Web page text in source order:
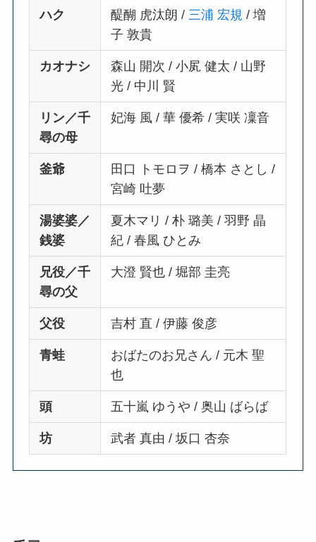
ハク 醍醐 虎汰朗 / 三浦 宏規 / 増
子 敦貴
カオナシ
森山 開次 / 小㞍 健太 / 山野
光 / 中川 賢
リン／千
尋の母
妃海 風 / 華 優希 / 実咲 凜音
釜爺
田口 トモロヲ / 橋本 さとし /
宮崎 吐夢
湯婆婆／
銭婆
夏木マリ / 朴 璐美 / 羽野 晶
紀 / 春風 ひとみ
兄役／千
尋の父
大澄 賢也 / 堀部 圭亮
父役 吉村 直 / 伊藤 俊彦
青蛙
おばたのお兄さん / 元木 聖
也
頭 五十嵐 ゆうや / 奥山 ばらば
坊 武者 真由 / 坂口 杏奈